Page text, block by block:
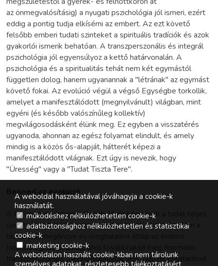
az önmegvalósításig) a nyugati pszichológia jól ismeri, ezért
eddig a pontig tudja elkísérni az embert. Az ezt követő
felsőbb emberi tudati szinteket a spirituális tradíciók és azok
gyakorlói ismerik behatóan. A transzperszonális és integrál
pszichológia jól egyensúlyoz a kettő határvonalán. A
pszichológia és a spiritualitás tehát nem két egymástól
független dolog, hanem ugyanannak a "létrának" az egymást
követő fokai. Az evolúció végül a végső Egységbe torkollik,
amelyet a manifesztálódott (megnyilvánult) világban, mint
egyéni (és később valószínűleg kollektív)
megvilágosodásként élünk meg. Ez egyben a visszatérés
ugyanoda, ahonnan az egész folyamat elindult, és amely
mindig is a közös ős-alapját, hátterét képezi a
manifesztálódott világnak. Ezt úgy is nevezik, hogy
"Üresség" vagy a "Tudat Tiszta Tere".
Benned az evolúció
A három éves Integrál Pszichológia képzésen a tudat teljes
spektrumát feltérképezzük. Onnan tehát, ahol a Szellem a
bioszférát megőrizve és meghaladva átlép az emberi
tudatba egészen addig, ahol továbbhalad még finomabb
transzperszonális megnyilvánulásai felé. Nálunk megtalálod
A weboldal használatával jóváhagyja a cookie-k
használatát.
működéshez nélkülözhetetlen cookie-k
adatbiztonsághoz nélkülözhetetlen és statisztikai
cookie-k
marketing cookie-k
A weboldalon használt cookie-kban nem tárolunk